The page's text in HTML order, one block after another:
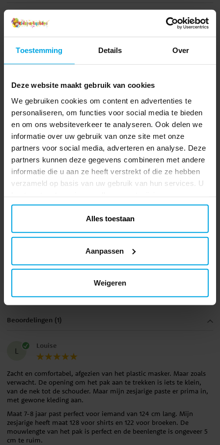
Toestemming Details Over
Deze website maakt gebruik van cookies
We gebruiken cookies om content en advertenties te
personaliseren, om functies voor social media te bieden
en om ons websiteverkeer te analyseren. Ook delen we
informatie over uw gebruik van onze site met onze
partners voor social media, adverteren en analyse. Deze
partners kunnen deze gegevens combineren met andere
informatie die u aan ze heeft verstrekt of die ze hebben
verzameld op basis van uw gebruik van hun services. U
Alles toestaan
Aanpassen
Weigeren
de held van de dag wil zijn. ✔️ Bevat
jumpsuit en halfmasker van plastic ✔️
Materiaal: 100% polyester ✔️ Geschikt
Met de hand wassen, laten druipen ✔️
Anderen kochten ook
Opblaasbaar
Ninjazwaard 74 cm
Prijs€ 3,49
Spiderman Miles
Morales Kostuum Kind
7-8 jaar
5.0
beoordeling
4☆
Beoordelingen (1)
L
Louise
Zacht en comfortabel, afgezien van het plastic masker. Maar zoals
verwacht. De opening om het pak aan te trekken is iets te klein,
van de nek tot de schouder. Maar mijn zesjarige paste er prima in,
met gewone kleding aan.
Maat 7-8 jaar past perfect voor iemand van 124 cm lang. Mijn
zesjarige heeft maat 128 voor shirts en 122 voor broeken. De
mouwlengte van het pak is perfect en de beenlengte is ongeveer 5
cm te ruim.